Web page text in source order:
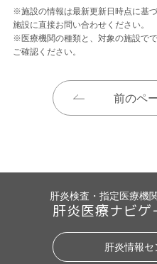
※施設の情報は最新更新日時点に基
施設に直接お問い合わせください。
※医療機関の種類と、対象の施設で
ご確認ください。
前のペ
肝炎検査・指定医療機
肝炎医療ナビ
肝炎情報セ